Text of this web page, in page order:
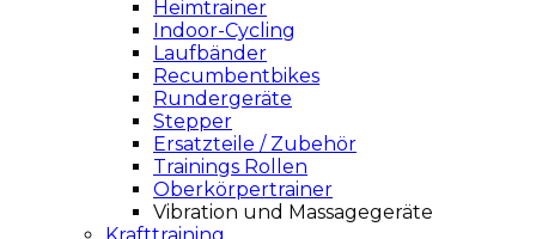
Heimtrainer
Indoor-Cycling
Laufbänder
Recumbentbikes
Rundergeräte
Stepper
Ersatzteile / Zubehör
Trainings Rollen
Oberkörpertrainer
Vibration und Massagegeräte